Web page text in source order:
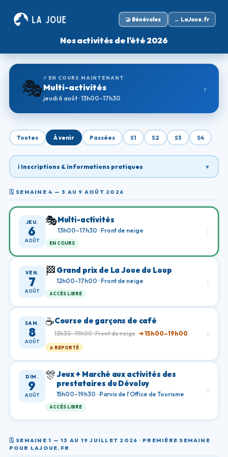
🤝 Bénévoles ← LaJoue.fr
Nos activités de l'été 2026
🎭 ⚡ EN COURS MAINTENANT
Multi-activités
jeudi 6 août·13h00–17h30
›
Toutes À venir Passées S1 S2 S3 S4
ℹ️ Inscriptions & informations pratiques ▼
🗓️SEMAINE 4 — 3 AU 9 AOÛT 2026
JEU.
6
AOÛT
🎭Multi-activités
13h00–17h30 · Front de neige
EN COURS
›
VEN.
7
AOÛT
🏁 Grand prix de La Joue du Loup
12h00–17h00 · Front de neige
ACCÈS LIBRE
›
SAM.
8
AOÛT
☕️Course de garçons de café
13h30–19h00·Front de neige ➜15h00–19h00
⏸️ REPORTÉ
›
DIM.
9
AOÛT
🎊Jeux + Marché aux activités des
prestataires du Dévoluy
15h00–19h30 · Parvis de l'Office de Tourisme
ACCÈS LIBRE
›
🗓️SEMAINE 1 — 13 AU 19 JUILLET 2026 · PREMIÈRE SEMAINE
POUR LAJOUE.FR